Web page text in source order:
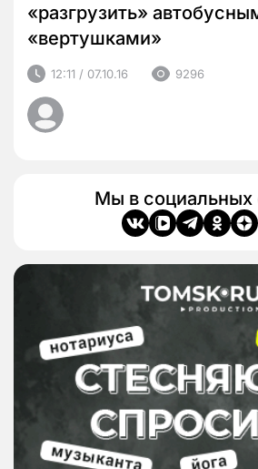
«разгрузить»
«вертушками»
12:11 / 07.10.16 9296
Мы в социальных